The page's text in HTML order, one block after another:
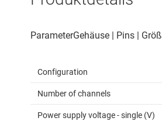
Configuration
Number of channels
Power supply voltage - single (V)